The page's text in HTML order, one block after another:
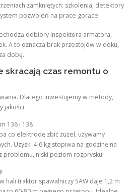
zamkniętych: szkolenia, detektory
pozwoleń na prace gorące.
odbiory inspektora armatora,
A to oznacza brak przestojów w doku,
dobę.
skracają czas remontu o
Dlatego inwestujemy w metody,
jakości.
136 i 138
co elektrodę zbić żużel, używamy
Uzysk: 4-6 kg stopiwa na godzinę na
problemu, niski poziom rozprysku.
hali traktor spawalniczy SAW daje 1,2 m